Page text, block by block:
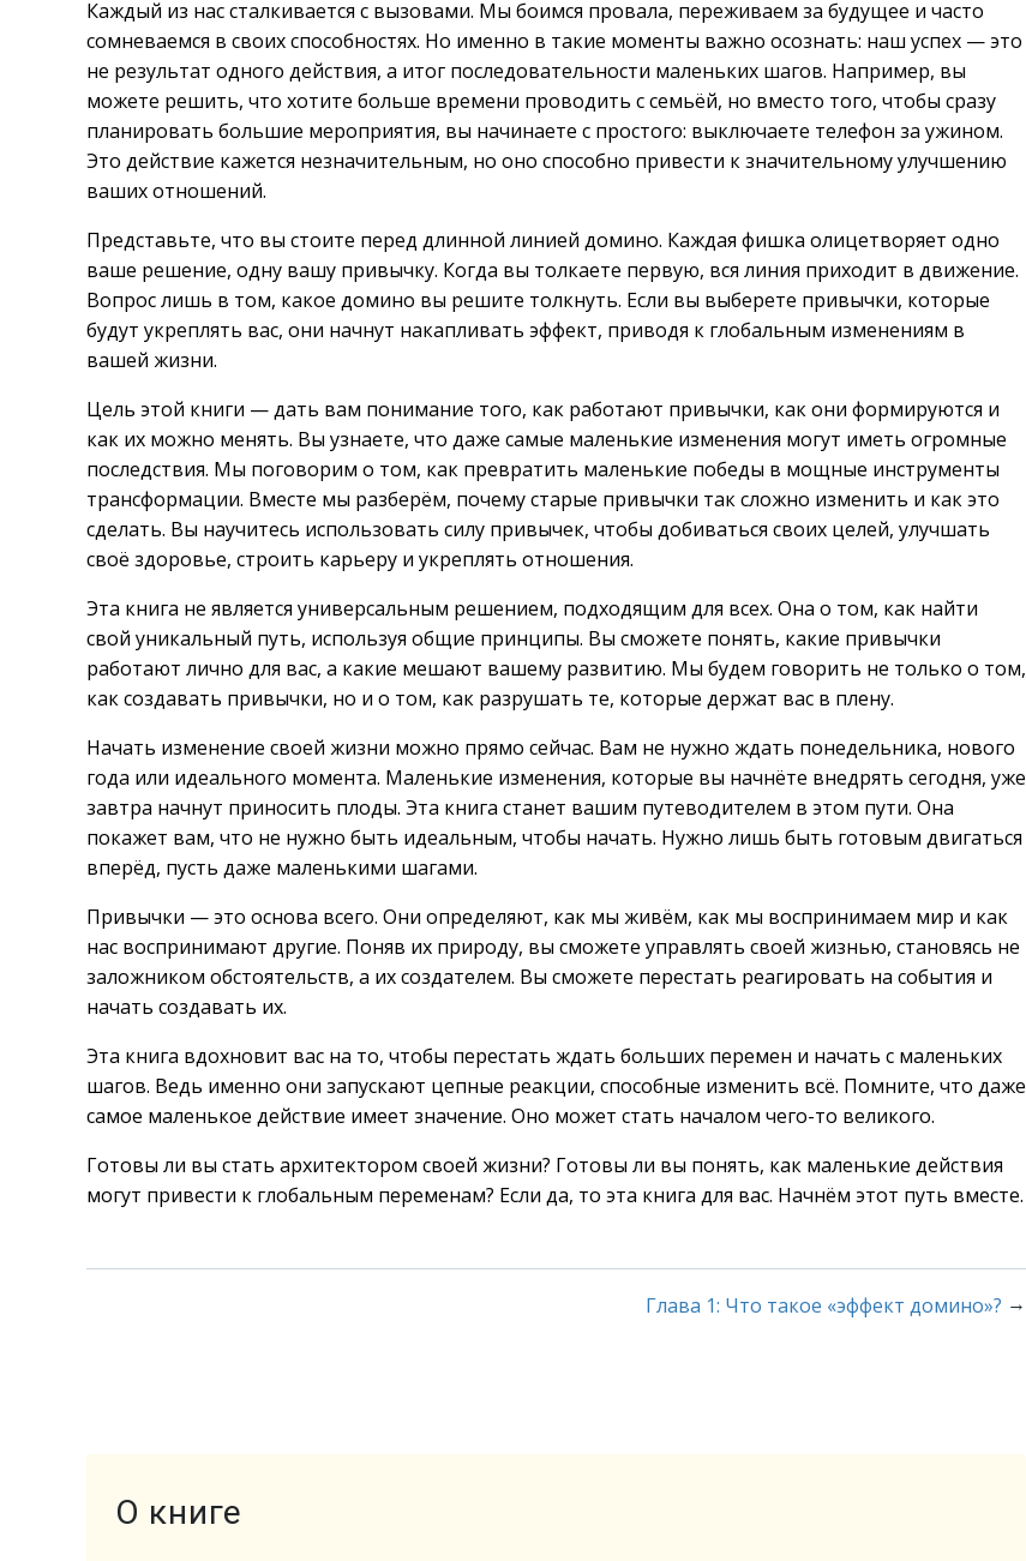
Каждый из нас сталкивается с вызовами. Мы боимся провала, переживаем за будущее и часто
сомневаемся в своих способностях. Но именно в такие моменты важно осознать: наш успех — это
не результат одного действия, а итог последовательности маленьких шагов. Например, вы
можете решить, что хотите больше времени проводить с семьёй, но вместо того, чтобы сразу
планировать большие мероприятия, вы начинаете с простого: выключаете телефон за ужином.
Это действие кажется незначительным, но оно способно привести к значительному улучшению
ваших отношений.
Представьте, что вы стоите перед длинной линией домино. Каждая фишка олицетворяет одно
ваше решение, одну вашу привычку. Когда вы толкаете первую, вся линия приходит в движение.
Вопрос лишь в том, какое домино вы решите толкнуть. Если вы выберете привычки, которые
будут укреплять вас, они начнут накапливать эффект, приводя к глобальным изменениям в
вашей жизни.
Цель этой книги — дать вам понимание того, как работают привычки, как они формируются и
как их можно менять. Вы узнаете, что даже самые маленькие изменения могут иметь огромные
последствия. Мы поговорим о том, как превратить маленькие победы в мощные инструменты
трансформации. Вместе мы разберём, почему старые привычки так сложно изменить и как это
сделать. Вы научитесь использовать силу привычек, чтобы добиваться своих целей, улучшать
своё здоровье, строить карьеру и укреплять отношения.
Эта книга не является универсальным решением, подходящим для всех. Она о том, как найти
свой уникальный путь, используя общие принципы. Вы сможете понять, какие привычки
работают лично для вас, а какие мешают вашему развитию. Мы будем говорить не только о том,
как создавать привычки, но и о том, как разрушать те, которые держат вас в плену.
Начать изменение своей жизни можно прямо сейчас. Вам не нужно ждать понедельника, нового
года или идеального момента. Маленькие изменения, которые вы начнёте внедрять сегодня, уже
завтра начнут приносить плоды. Эта книга станет вашим путеводителем в этом пути. Она
покажет вам, что не нужно быть идеальным, чтобы начать. Нужно лишь быть готовым двигаться
вперёд, пусть даже маленькими шагами.
Привычки — это основа всего. Они определяют, как мы живём, как мы воспринимаем мир и как
нас воспринимают другие. Поняв их природу, вы сможете управлять своей жизнью, становясь не
заложником обстоятельств, а их создателем. Вы сможете перестать реагировать на события и
начать создавать их.
Эта книга вдохновит вас на то, чтобы перестать ждать больших перемен и начать с маленьких
шагов. Ведь именно они запускают цепные реакции, способные изменить всё. Помните, что даже
самое маленькое действие имеет значение. Оно может стать началом чего-то великого.
Готовы ли вы стать архитектором своей жизни? Готовы ли вы понять, как маленькие действия
могут привести к глобальным переменам? Если да, то эта книга для вас. Начнём этот путь вместе.
Глава 1: Что такое «эффект домино»? →
О книге